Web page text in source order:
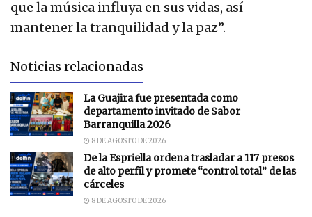
que la música influya en sus vidas, así
mantener la tranquilidad y la paz”.
Noticias relacionadas
La Guajira fue presentada como
departamento invitado de Sabor
Barranquilla 2026
8 DE AGOSTO DE 2026
De la Espriella ordena trasladar a 117 presos
de alto perfil y promete “control total” de las
cárceles
8 DE AGOSTO DE 2026